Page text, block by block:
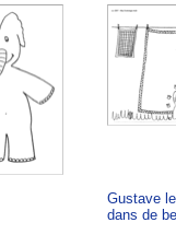
Gustave
dans de